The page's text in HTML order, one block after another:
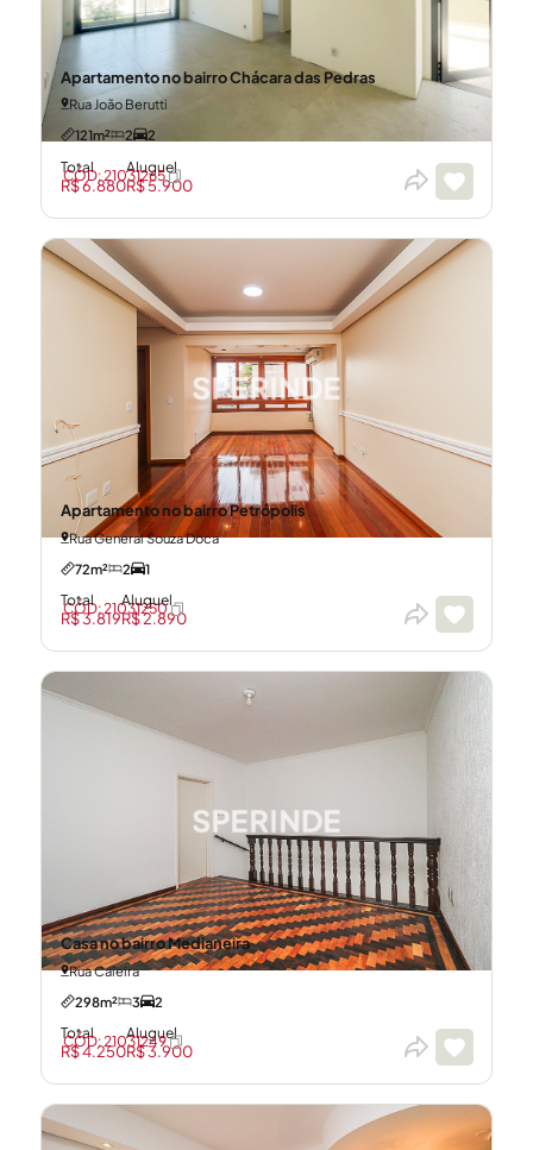
Apartamento no bairro Chácara das Pedras
Rua João Berutti
121m²
2 2
Total
R$ 6.880
Aluguel
R$ 5.900
CÓD: 21031265
Apartamento no bairro Petrópolis
Rua General Souza Doca
72m²
2 1
Total
R$ 3.819
Aluguel
R$ 2.890
CÓD: 21031250
Casa no bairro Medianeira
Rua Caieira
298m²
3 2
Total
R$ 4.250
Aluguel
R$ 3.900
CÓD: 21031249